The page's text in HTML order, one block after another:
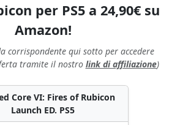
per PS5 a 24,90€ su
Amazon!
corrispondente qui sotto per accedere
tramite il nostro link di affiliazione)
Core VI: Fires of Rubicon
Launch ED. PS5